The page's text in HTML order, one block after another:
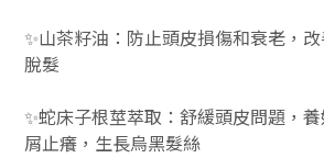
✨山茶籽油：防止頭皮損傷和衰老，
脫髮
✨蛇床子根莖萃取：舒緩頭皮問題，
屑止癢，生長烏黑髮絲